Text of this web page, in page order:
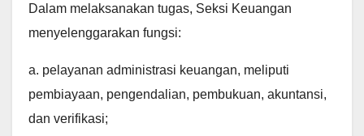
Dalam melaksanakan tugas, Seksi Keuangan
menyelenggarakan fungsi:
a. pelayanan administrasi keuangan, meliputi
pembiayaan, pengendalian, pembukuan, akuntansi,
dan verifikasi;